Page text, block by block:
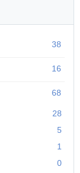
38
16
68
28
5
1
0